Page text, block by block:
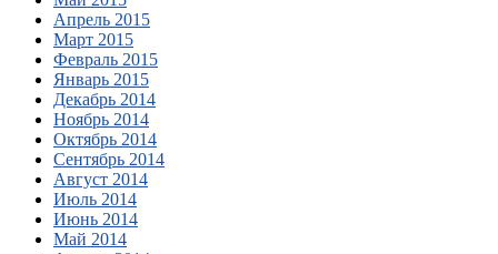
Апрель 2015
Март 2015
Февраль 2015
Январь 2015
Декабрь 2014
Ноябрь 2014
Октябрь 2014
Сентябрь 2014
Август 2014
Июль 2014
Июнь 2014
Май 2014